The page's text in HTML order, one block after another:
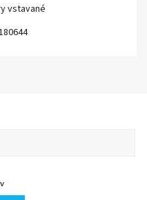
vstavané